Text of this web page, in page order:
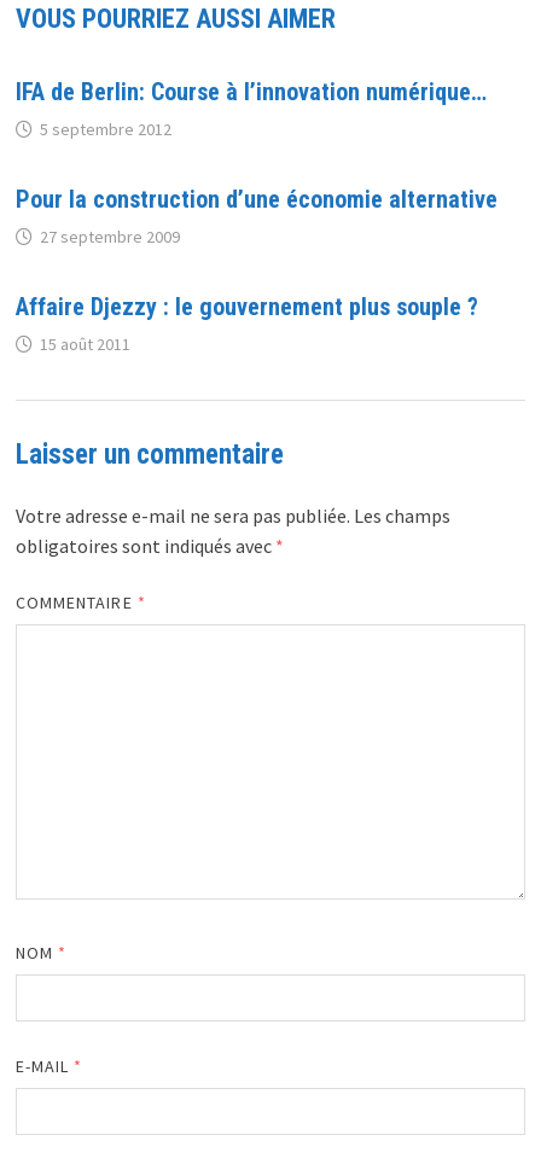
VOUS POURRIEZ AUSSI AIMER
IFA de Berlin: Course à l’innovation numérique…
5 septembre 2012
Pour la construction d’une économie alternative
27 septembre 2009
Affaire Djezzy : le gouvernement plus souple ?
15 août 2011
Laisser un commentaire
Votre adresse e-mail ne sera pas publiée. Les champs
obligatoires sont indiqués avec *
COMMENTAIRE *
NOM *
E-MAIL *